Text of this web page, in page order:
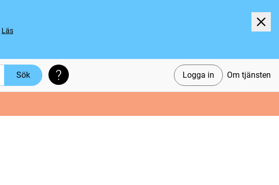
Läs
Logga in Om tjänsten
Sök Söktips